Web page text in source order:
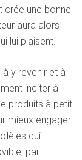
crée une bonne
aura alors
lui plaisent.
à y revenir et à
inciter à
produits à petit
mieux engager
qui
par